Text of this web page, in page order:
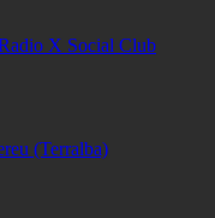
X Social Club
(Terralba)